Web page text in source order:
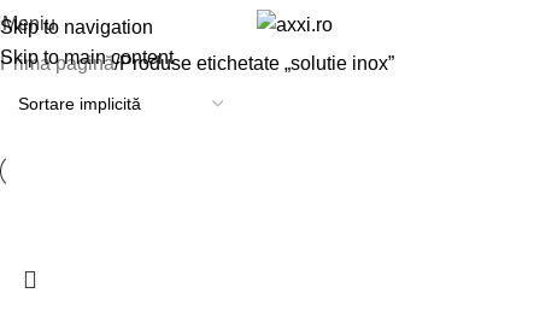
Skip to navigation
Skip to main content
Meniu
Prima pagină Produse etichetate „solutie inox”